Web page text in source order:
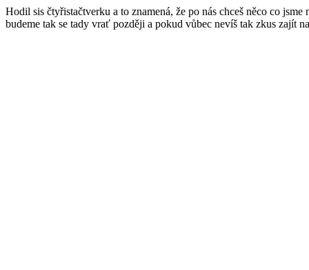
Hodil sis čtyřistačtverku a to znamená, že po nás chceš něco co
budeme tak se tady vrať později a pokud vůbec nevíš tak zkus zajít